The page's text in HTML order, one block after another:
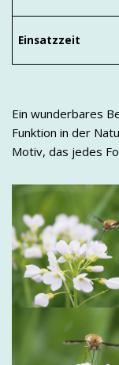
Einsatzzeit
Ein wunderbares
Funktion in der
Motiv, das jedes